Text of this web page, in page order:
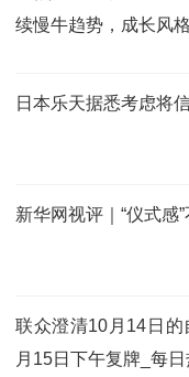
续慢牛趋势，成长风
日本乐天据悉考虑将
新华网视评｜“仪式感
联众澄清10月14日
月15日下午复牌_每日